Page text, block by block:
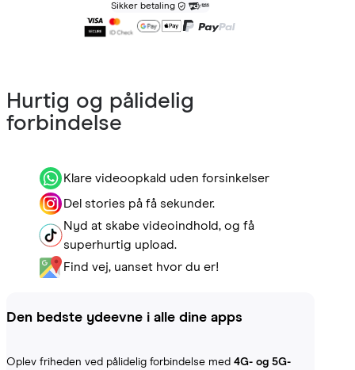
Sikker betaling
Hurtig og pålidelig
forbindelse
Klare videoopkald uden forsinkelser
Del stories på få sekunder.
Nyd at skabe videoindhold, og få
superhurtig upload.
Find vej, uanset hvor du er!
Den bedste ydeevne i alle dine apps
Oplev friheden ved pålidelig forbindelse med 4G- og 5G-